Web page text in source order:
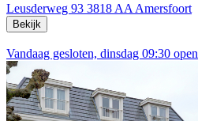
Leusderweg 93 3818 AA Amersfoort
Bekijk
Vandaag gesloten, dinsdag 09:30 open